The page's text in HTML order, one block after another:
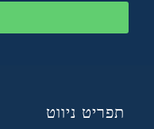
תפריט ניווט